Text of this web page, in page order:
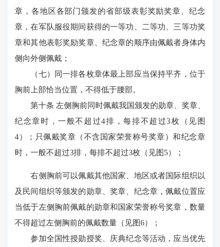
章，各地区各部门颁发的省部级表彰奖励奖章、纪念
章，在军队服役期间获得的一等功、二等功、三等功奖
章和其他表彰奖励奖章、纪念章的顺序由佩戴者身体内
侧向外侧佩戴；
（七）同一排各枚章体最上部应当保持平齐，位于
胸前上部恰当位置，不得低于腰部。
第十条 左侧胸前同时佩戴我国颁发的勋章、奖章、
纪念章时，一般不超过4排，每排不超过3枚（见图
4）；只佩戴奖章（不含国家荣誉称号奖章）和纪念章
时，一般不超过3排，每排不超过3枚（见图5）；
右侧胸前可以佩戴其他国家、地区或者国际组织以
及民间组织等颁发的勋章、奖章、纪念章，佩戴位置应
当低于左侧胸前佩戴的勋章和国家荣誉称号奖章，数量
不得超过左侧胸前的佩戴数量（见图6）；
参加全国性授勋授奖、庆典纪念等活动，应当优先